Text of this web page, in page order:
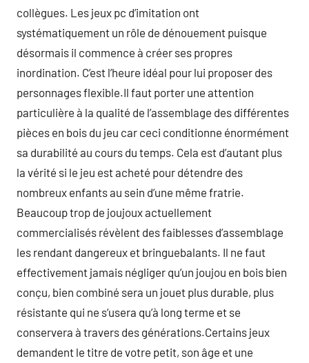
collègues. Les jeux pc d’imitation ont
systématiquement un rôle de dénouement puisque
désormais il commence à créer ses propres
inordination. C’est l’heure idéal pour lui proposer des
personnages flexible.Il faut porter une attention
particulière à la qualité de l’assemblage des différentes
pièces en bois du jeu car ceci conditionne énormément
sa durabilité au cours du temps. Cela est d’autant plus
la vérité si le jeu est acheté pour détendre des
nombreux enfants au sein d’une même fratrie.
Beaucoup trop de joujoux actuellement
commercialisés révèlent des faiblesses d’assemblage
les rendant dangereux et bringuebalants. Il ne faut
effectivement jamais négliger qu’un joujou en bois bien
conçu, bien combiné sera un jouet plus durable, plus
résistante qui ne s’usera qu’à long terme et se
conservera à travers des générations.Certains jeux
demandent le titre de votre petit, son âge et une